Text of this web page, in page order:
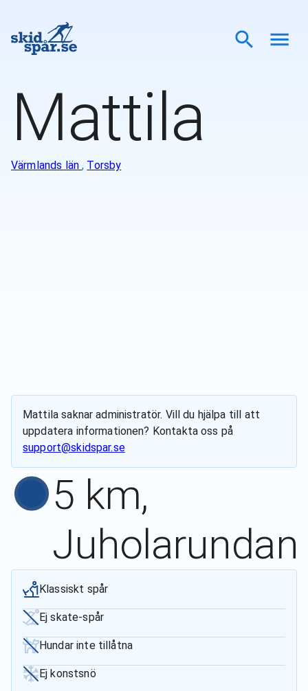
Mattila
Värmlands län, Torsby
Mattila saknar administratör. Vill du hjälpa till att
uppdatera informationen? Kontakta oss på
support@skidspar.se
5 km,
Juholarundan
Klassiskt spår
Ej skate-spår
Hundar inte tillåtna
Ej konstsnö